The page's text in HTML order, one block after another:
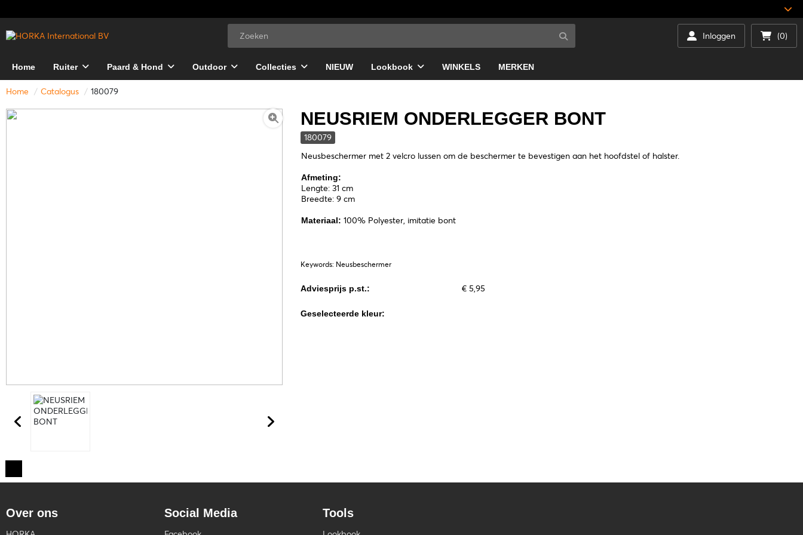
Inloggen (0)
Home Ruiter Paard & Hond Outdoor Collecties NIEUW Lookbook WINKELS MERKEN
Home Catalogus 180079
NEUSRIEM ONDERLEGGER BONT
180079
Neusbeschermer met 2 velcro lussen om de beschermer te bevestigen aan het hoofdstel of halster.
Afmeting:
Lengte: 31 cm
Breedte: 9 cm
Materiaal:100% Polyester, imitatie bont
Keywords: Neusbeschermer
Adviesprijs p.st.: € 5,95
Geselecteerde kleur:
Over ons Social Media Tools